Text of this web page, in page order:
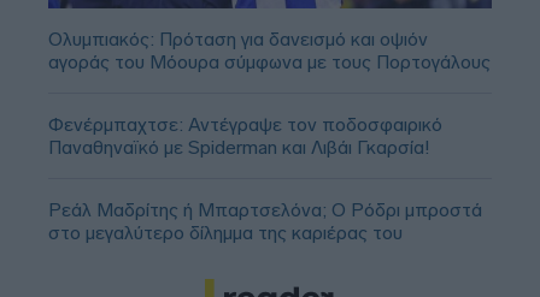
Ολυμπιακός: Πρόταση για δανεισμό και οψιόν
αγοράς του Μόουρα σύμφωνα με τους Πορτογάλους
Φενέρμπαχτσε: Αντέγραψε τον ποδοσφαιρικό
Παναθηναϊκό με Spiderman και Λιβάι Γκαρσία!
Ρεάλ Μαδρίτης ή Μπαρτσελόνα; Ο Ρόδρι μπροστά
στο μεγαλύτερο δίλημμα της καριέρας του